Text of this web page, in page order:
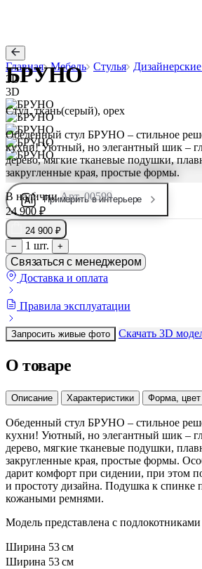
Главная Мебель Стулья Дизайнерские
3D
3D
Примерить в интерьере
БРУНО
Стул, ткань(серый), орех
Обеденный стул БРУНО – стильное
кухни! Уютный, но элегантный шик –
дерево, мягкие тканевые подушки,
закругленные края, простые формы.
В наличии Арт. 00599
24 900 ₽
24 900 ₽
−
1 шт. +
Связаться с менеджером
Доставка и оплата
Правила эксплуатации
Запросить живые фото Скачать 3D
О товаре
Описание Характеристики Форма, цвет
Обеденный стул БРУНО – стильное
кухни! Уютный, но элегантный шик –
дерево, мягкие тканевые подушки,
закругленные края, простые формы.
дарит комфорт при сидении, при этом
и простоту дизайна. Подушка к спинке
кожаными ремнями.
Модель представлена с
Ширина 53 см
Ширина 53 см